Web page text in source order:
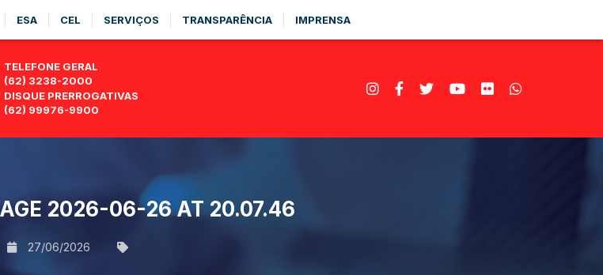
ESA CEL SERVIÇOS TRANSPARÊNCIA IMPRENSA
TELEFONE GERAL
(62) 3238-2000
DISQUE PRERROGATIVAS
(62) 99976-9900
2026-06-26 AT 20.07.46
27/06/2026